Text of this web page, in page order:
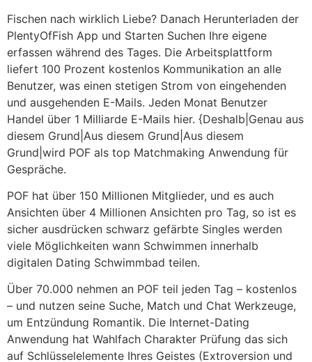
Fischen nach wirklich Liebe? Danach Herunterladen der
PlentyOfFish App und Starten Suchen Ihre eigene
erfassen während des Tages. Die Arbeitsplattform
liefert 100 Prozent kostenlos Kommunikation an alle
Benutzer, was einen stetigen Strom von eingehenden
und ausgehenden E-Mails. Jeden Monat Benutzer
Handel über 1 Milliarde E-Mails hier. {Deshalb|Genau aus
diesem Grund|Aus diesem Grund|Aus diesem
Grund|wird POF als top Matchmaking Anwendung für
Gespräche.
POF hat über 150 Millionen Mitglieder, und es auch
Ansichten über 4 Millionen Ansichten pro Tag, so ist es
sicher ausdrücken schwarz gefärbte Singles werden
viele Möglichkeiten wann Schwimmen innerhalb
digitalen Dating Schwimmbad teilen.
Über 70.000 nehmen an POF teil jeden Tag – kostenlos
– und nutzen seine Suche, Match und Chat Werkzeuge,
um Entzündung Romantik. Die Internet-Dating
Anwendung hat Wahlfach Charakter Prüfung das sich
auf Schlüsselelemente Ihres Geistes (Extroversion und